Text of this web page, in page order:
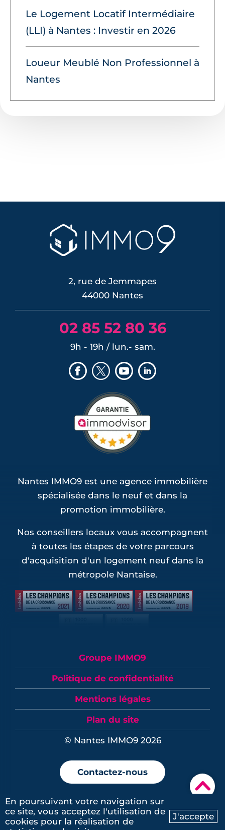
Ma recherche Contactez-nous
▾
Le Logement Locatif Intermédiaire
(LLI) à Nantes : Investir en 2026
Loueur Meublé Non Professionnel à
Nantes
2, rue de Jemmapes
44000 Nantes
02 85 52 80 36
9h - 19h / lun.- sam.
Nantes IMMO9 est une agence immobilière
spécialisée dans le neuf et dans la
promotion immobilière.
Nos conseillers locaux vous accompagnent
à toutes les étapes de votre parcours
d'acquisition d'un logement neuf dans la
métropole Nantaise.
Groupe IMMO9
Politique de confidentialité
Mentions légales
Plan du site
© Nantes IMMO9 2026
Contactez-nous
En poursuivant votre navigation sur
ce site, vous acceptez l'utilisation de
cookies pour la réalisation de
J'accepte